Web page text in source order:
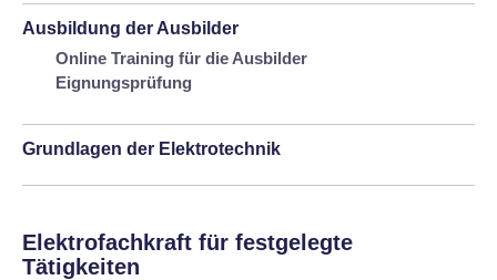
Ausbildung der Ausbilder
Online Training für die Ausbilder
Eignungsprüfung
Grundlagen der Elektrotechnik
Elektrofachkraft für festgelegte
Tätigkeiten